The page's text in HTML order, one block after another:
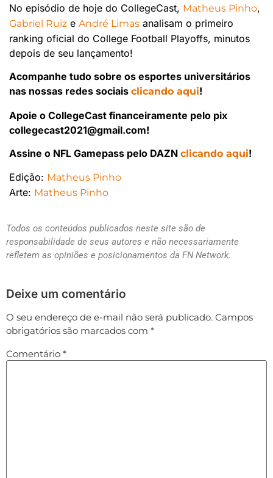
No episódio de hoje do CollegeCast, Matheus Pinho,
Gabriel Ruiz e André Limas analisam o primeiro
ranking oficial do College Football Playoffs, minutos
depois de seu lançamento!
Acompanhe tudo sobre os esportes universitários
nas nossas redes sociais clicando aqui!
Apoie o CollegeCast financeiramente pelo pix
collegecast2021@gmail.com!
Assine o NFL Gamepass pelo DAZN clicando aqui!
Edição: Matheus Pinho
Arte: Matheus Pinho
Todos os conteúdos publicados neste site são de
responsabilidade de seus autores e não necessariamente
refletem as opiniões e posicionamentos da FN Network.
Deixe um comentário
O seu endereço de e-mail não será publicado. Campos
obrigatórios são marcados com *
Comentário *